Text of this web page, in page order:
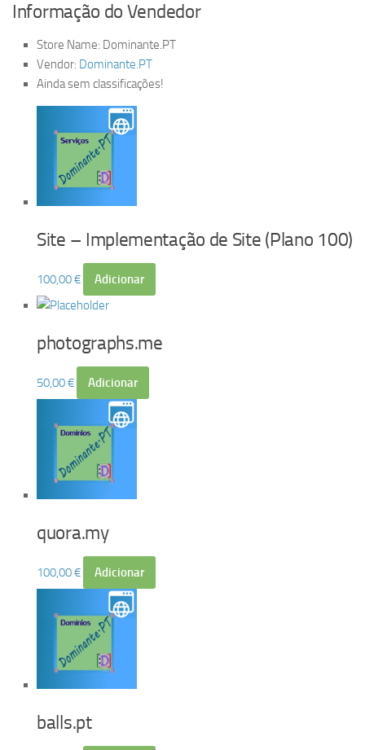
Informação do Vendedor
Store Name: Dominante.PT
Vendor: Dominante.PT
Ainda sem classificações!
Site – Implementação de Site (Plano 100)
100,00€ Adicionar
photographs.me
50,00€ Adicionar
quora.my
100,00€ Adicionar
balls.pt